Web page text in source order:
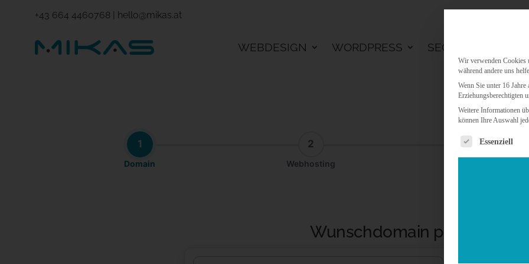
+43 664 4460768| hello@mikas.at
WEBDESIGN WORDPRESS SEO
1
Domain
2
Webhosting
3
Wunschdomain prüfen
Wir verwenden Cookies
während andere uns
Wenn Sie unter 16
Erziehungsberechtigten
Weitere Informationen
können Ihre Auswahl
Es folgt eine
Essenziell